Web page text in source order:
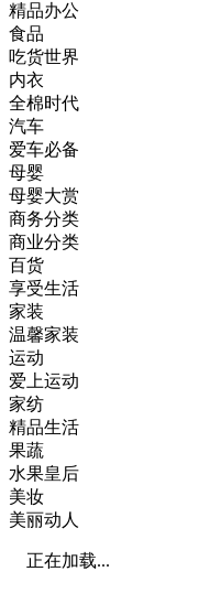
精品办公
食品
吃货世界
内衣
全棉时代
汽车
爱车必备
母婴
母婴大赏
商务分类
商业分类
百货
享受生活
家装
温馨家装
运动
爱上运动
家纺
精品生活
果蔬
水果皇后
美妆
美丽动人
正在加载...